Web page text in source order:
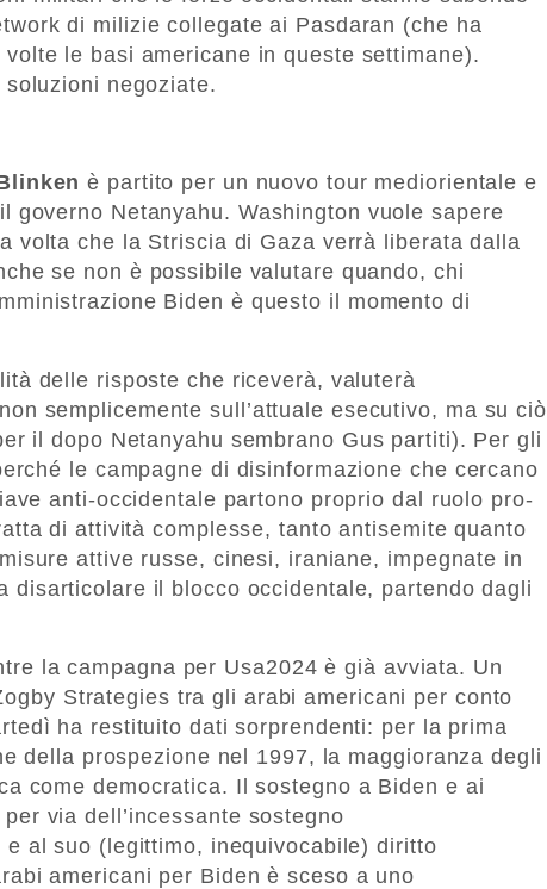
di milizie collegate ai Pasdaran (che ha
le basi americane in queste settimane).
negoziate.
è partito per un nuovo tour mediorientale e
governo Netanyahu. Washington vuole sapere
volta che la Striscia di Gaza verrà liberata dalla
se non è possibile valutare quando, chi
Biden è questo il momento di
delle risposte che riceverà, valuterà
semplicemente sull’attuale esecutivo, ma su ciò
il dopo Netanyahu sembrano Gus partiti). Per gli
le campagne di disinformazione che cercano
anti-occidentale partono proprio dal ruolo pro-
di attività complesse, tanto antisemite quanto
attive russe, cinesi, iraniane, impegnate in
disarticolare il blocco occidentale, partendo dagli
la campagna per Usa2024 è già avviata. Un
Strategies tra gli arabi americani per conto
ha restituito dati sorprendenti: per la prima
della prospezione nel 1997, la maggioranza degli
come democratica. Il sostegno a Biden e ai
via dell’incessante sostegno
e al suo (legittimo, inequivocabile) diritto
americani per Biden è sceso a uno